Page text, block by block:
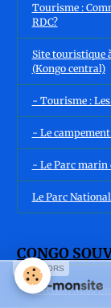
Tourisme :
RDC?
Site touristique
(Kongo central)
- Tourisme :
- Le
- Le Parc marin
Le Parc
CONGO
Élection Miss
SPONSORS